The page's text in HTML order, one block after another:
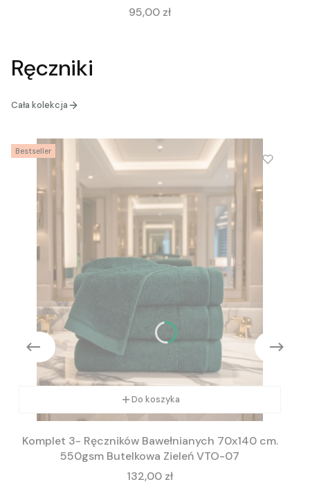
Cena
95,00 zł
Ręczniki
Cała kolekcja
Bestseller
Do koszyka
Komplet 3- Ręczników Bawełnianych 70x140 cm.
550gsm Butelkowa Zieleń VTO-07
Cena
132,00 zł